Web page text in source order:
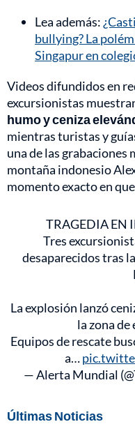
Lea además:
bullying? La
Singapur en
Videos difundidos en
excursionistas
humo y ceniza
mientras turistas y
una de las grabaciones
montaña indonesio
momento exacto en
TRAGEDIA EN
Tres
desaparecidos tras
La explosión lanzó
la zona de
Equipos de rescate
a…
— Alerta Mundial
Últimas Noticias